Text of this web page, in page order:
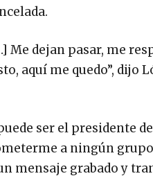
Me dejan pasar, me
aquí me quedo”, dijo
ser el presidente
a ningún
mensaje grabado y